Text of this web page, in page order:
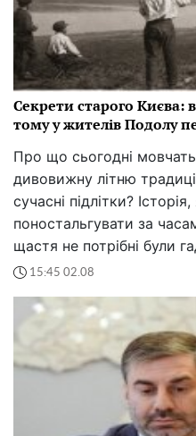
Секрети старого Києва:
тому у жителів Подолу
Про що сьогодні мовчать
дивовижну літню
сучасні підлітки?
поностальгувати за
щастя не потрібні були
15:45 02.08